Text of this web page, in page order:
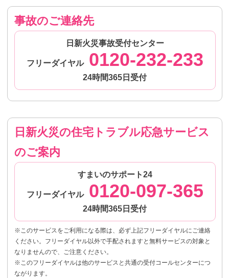
事故のご連絡先
日新火災事故受付センター
フリーダイヤル 0120-232-233
24時間365日受付
日新火災の住宅トラブル応急サービス
のご案内
すまいのサポート24
フリーダイヤル 0120-097-365
24時間365日受付
※このサービスをご利用になる際は、必ず上記フリーダイヤルにご連絡
ください。フリーダイヤル以外で手配されますと無料サービスの対象と
なりませんので、ご注意ください。
※このフリーダイヤルは他のサービスと共通の受付コールセンターにつ
ながります。